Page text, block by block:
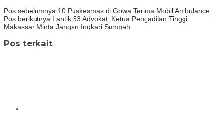
Pos sebelumnya 10 Puskesmas di Gowa Terima Mobil Ambulance
Pos berikutnya Lantik 53 Advokat, Ketua Pengadilan Tinggi
Makassar Minta Jangan Ingkari Sumpah
Pos terkait